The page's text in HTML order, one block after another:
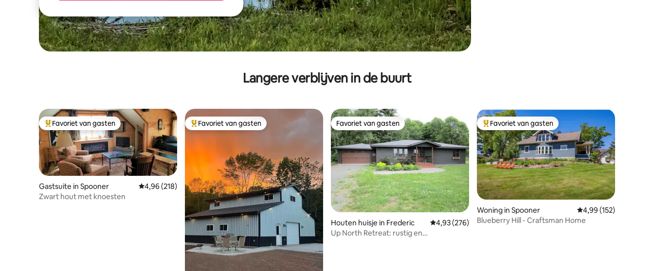
Langere verblijven in de buurt
Topfavoriet van gasten
Favoriet van gasten
Gastsuite in Spooner Gemiddelde beoordeling van 4,96 op 5, 218 recensies
4,96 (218)
Zwart hout met knoesten
Topfavoriet van gasten
Favoriet van gasten Favoriet van gasten
Favoriet van gasten
Houten huisje in Frederic Gemiddelde beoordeling van 4,93 op 5, 276 recensies
4,93 (276)
Up North Retreat: rustig en
Topfavoriet van gasten
Favoriet van gasten
Woning in Spooner Gemiddelde
4,99 (152)
Blueberry Hill - Craftsman Home